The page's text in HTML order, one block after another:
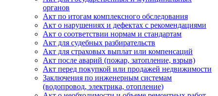
органов
Акт по итогам комплексного обследования
Акт о нарушениях и дефектах с рекомендациями
Акт о соответствии нормам и стандартам
Акт для судебных разбирательств
Акт для страховых выплат или компенсаций
Акт после аварий (пожар, затопление, взрыв)
Акт перед покупкой или продажей недвижимости
Заключения по инженерным системам
(водопровод, электрика, отопление)